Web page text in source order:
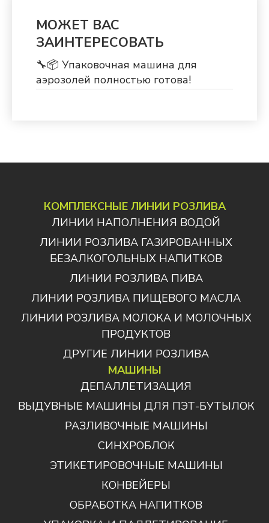
МОЖЕТ ВАС
ЗАИНТЕРЕСОВАТЬ
🔧📦 Упаковочная машина для
аэрозолей полностью готова!
КОМПЛЕКСНЫЕ ЛИНИИ РОЗЛИВА
ЛИНИИ НАПОЛНЕНИЯ ВОДОЙ
ЛИНИИ РОЗЛИВА ГАЗИРОВАННЫХ
БЕЗАЛКОГОЛЬНЫХ НАПИТКОВ
ЛИНИИ РОЗЛИВА ПИВА
ЛИНИИ РОЗЛИВА ПИЩЕВОГО МАСЛА
ЛИНИИ РОЗЛИВА МОЛОКА И МОЛОЧНЫХ
ПРОДУКТОВ
ДРУГИЕ ЛИНИИ РОЗЛИВА
МАШИНЫ
ДЕПАЛЛЕТИЗАЦИЯ
ВЫДУВНЫЕ МАШИНЫ ДЛЯ ПЭТ-БУТЫЛОК
РАЗЛИВОЧНЫЕ МАШИНЫ
СИНХРОБЛОК
ЭТИКЕТИРОВОЧНЫЕ МАШИНЫ
КОНВЕЙЕРЫ
ОБРАБОТКА НАПИТКОВ